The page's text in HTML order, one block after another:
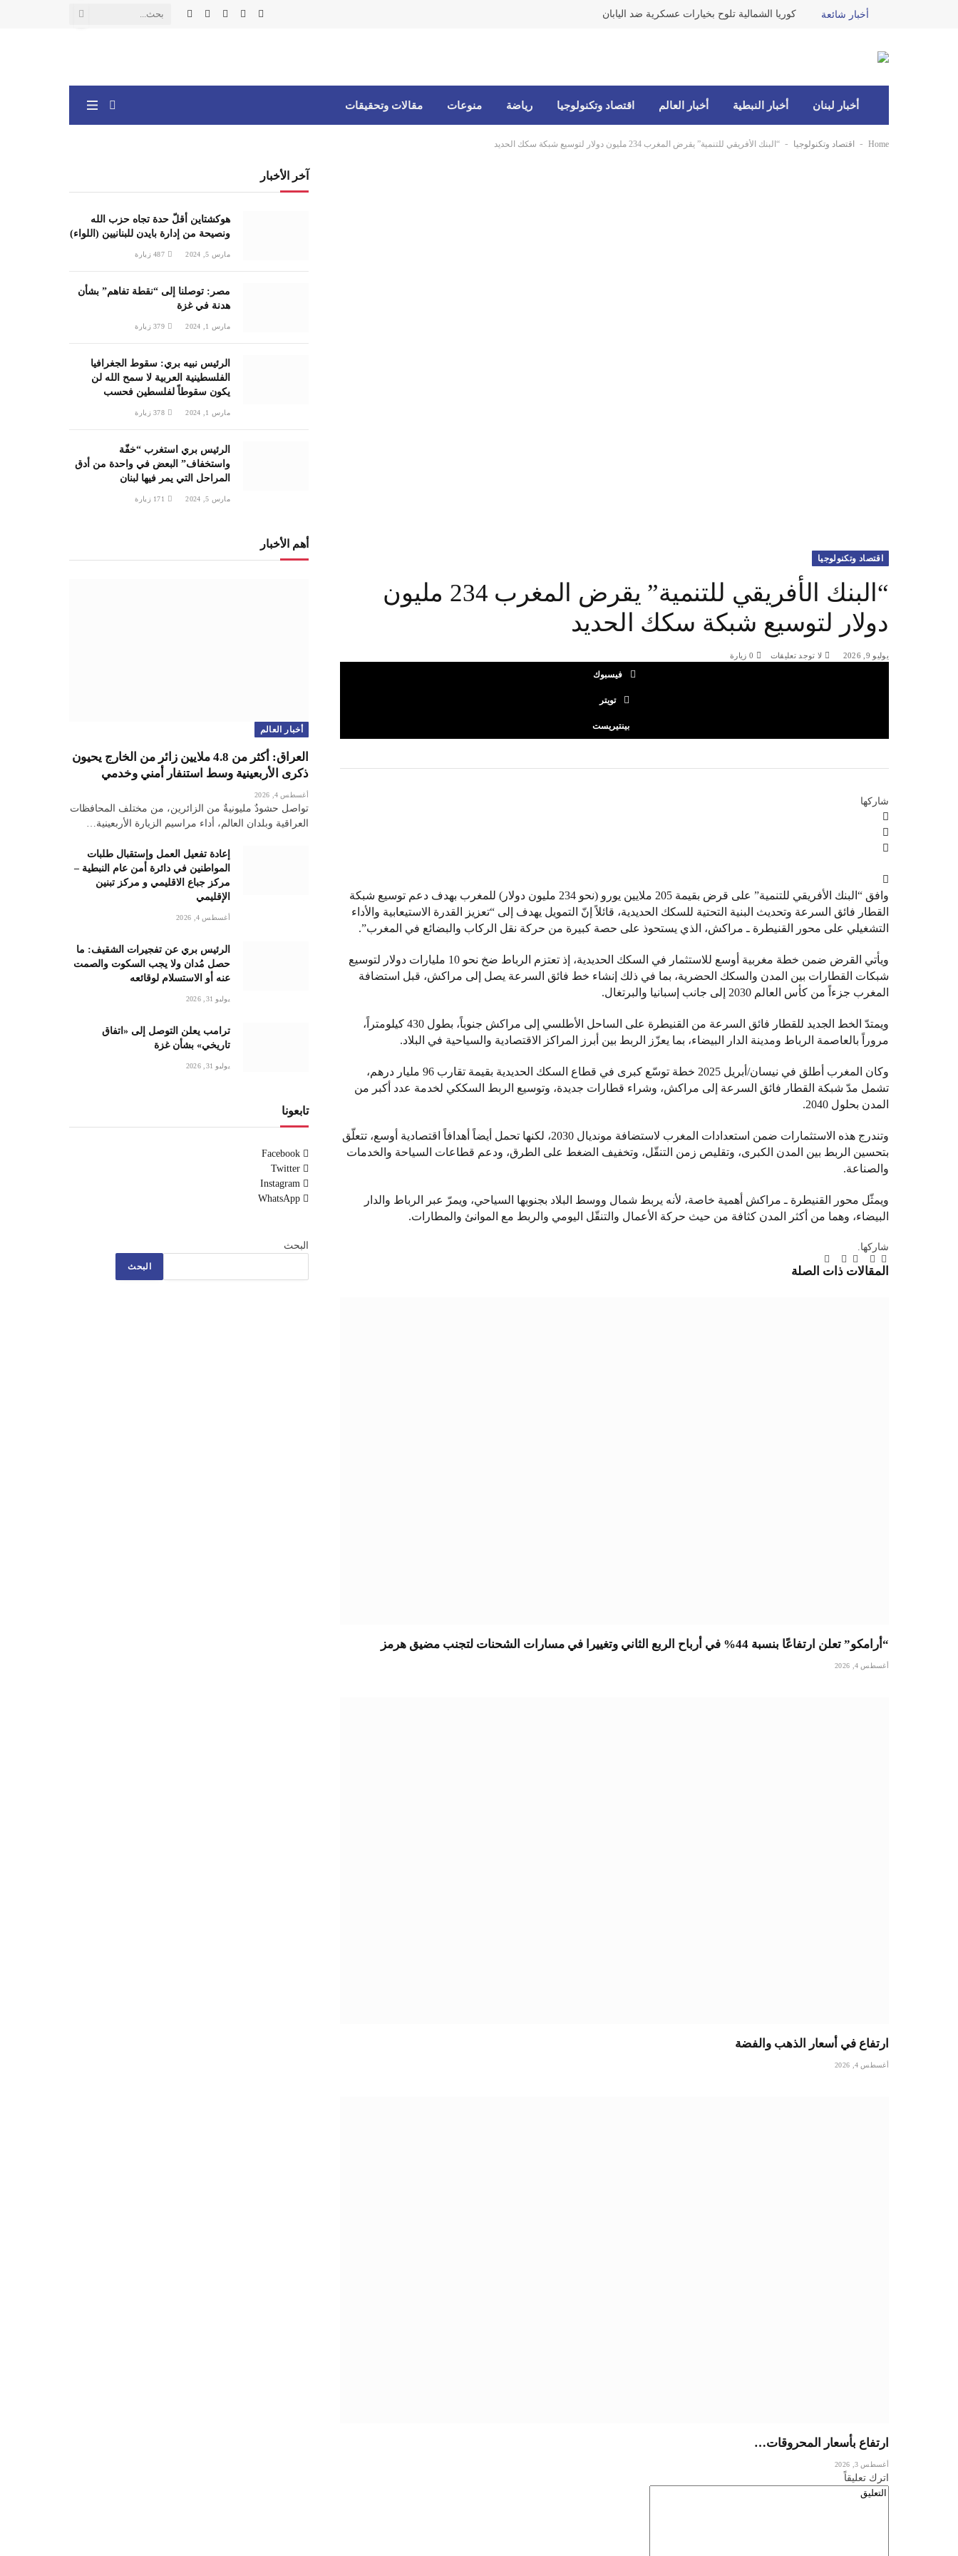
أخبار شائعة كوريا الشمالية تلوح بخيارات عسكرية ضد اليابان
فيسبوك
X
الانستغرام
يوتيوبواتساب
أخبار لبنان أخبار النبطية أخبار العالم اقتصاد وتكنولوجيا رياضة منوعات مقالات وتحقيقات
Home
- اقتصاد وتكنولوجيا - “البنك الأفريقي للتنمية” يقرض المغرب 234 مليون دولار لتوسيع شبكة سكك الحديد
اقتصاد وتكنولوجيا
“البنك الأفريقي للتنمية” يقرض المغرب 234 مليون
دولار لتوسيع شبكة سكك الحديد
يوليو 9, 2026 لا توجد تعليقات 0 زيارة
فيسبوك
تويتر
بينتيريست
شاركها
وافق “البنك الأفريقي للتنمية” على قرض بقيمة 205 ملايين يورو (نحو 234 مليون دولار) للمغرب بهدف دعم توسيع شبكة
القطار فائق السرعة وتحديث البنية التحتية للسكك الحديدية، قائلاً إنّ التمويل يهدف إلى “تعزيز القدرة الاستيعابية والأداء
التشغيلي على محور القنيطرة ـ مراكش، الذي يستحوذ على حصة كبيرة من حركة نقل الركاب والبضائع في المغرب”.
ويأتي القرض ضمن خطة مغربية أوسع للاستثمار في السكك الحديدية، إذ تعتزم الرباط ضخ نحو 10 مليارات دولار لتوسيع
شبكات القطارات بين المدن والسكك الحضرية، بما في ذلك إنشاء خط فائق السرعة يصل إلى مراكش، قبل استضافة
المغرب جزءاً من كأس العالم 2030 إلى جانب إسبانيا والبرتغال.
ويمتدّ الخط الجديد للقطار فائق السرعة من القنيطرة على الساحل الأطلسي إلى مراكش جنوباً، بطول 430 كيلومتراً،
مروراً بالعاصمة الرباط ومدينة الدار البيضاء، بما يعزّز الربط بين أبرز المراكز الاقتصادية والسياحية في البلاد.
وكان المغرب أطلق في نيسان/أبريل 2025 خطة توسّع كبرى في قطاع السكك الحديدية بقيمة تقارب 96 مليار درهم،
تشمل مدّ شبكة القطار فائق السرعة إلى مراكش، وشراء قطارات جديدة، وتوسيع الربط السككي لخدمة عدد أكبر من
المدن بحلول 2040.
وتندرج هذه الاستثمارات ضمن استعدادات المغرب لاستضافة مونديال 2030، لكنها تحمل أيضاً أهدافاً اقتصادية أوسع، تتعلّق
بتحسين الربط بين المدن الكبرى، وتقليص زمن التنقّل، وتخفيف الضغط على الطرق، ودعم قطاعات السياحة والخدمات
والصناعة.
ويمثّل محور القنيطرة ـ مراكش أهمية خاصة، لأنه يربط شمال ووسط البلاد بجنوبها السياحي، ويمرّ عبر الرباط والدار
البيضاء، وهما من أكثر المدن كثافة من حيث حركة الأعمال والتنقّل اليومي والربط مع الموانئ والمطارات.
شاركها.
فيسبوك
تويتربينتيريست
لينكدإن
Tumblr
تيلقرام
البريد
الإلكتروني
المقالات ذات الصلة
“أرامكو” تعلن ارتفاعًا بنسبة 44% في أرباح الربع الثاني وتغييرا في مسارات الشحنات لتجنب مضيق هرمز
أغسطس 4, 2026
ارتفاع في أسعار الذهب والفضة
أغسطس 4, 2026
ارتفاع بأسعار المحروقات…
أغسطس 3, 2026
اترك تعليقاً
آخر الأخبار
هوكشتاين أقلّ حدة تجاه حزب الله
ونصيحة من إدارة بايدن للبنانيين (اللواء)
مارس 5, 2024 487 زيارة
مصر: توصلنا إلى “نقطة تفاهم” بشأن
هدنة في غزة
مارس 1, 2024 379 زيارة
الرئيس نبيه بري: سقوط الجغرافيا
الفلسطينية العربية لا سمح الله لن
يكون سقوطاً لفلسطين فحسب
مارس 1, 2024 378 زيارة
الرئيس بري استغرب “خفّة
واستخفاف” البعض في واحدة من أدق
المراحل التي يمر فيها لبنان
مارس 5, 2024 171 زيارة
أهم الأخبار
أخبار العالم
العراق: أكثر من 4.8 ملايين زائر من الخارج يحيون
ذكرى الأربعينية وسط استنفار أمني وخدمي
أغسطس 4, 2026
تواصل حشودٌ مليونيةٌ من الزائرين، من مختلف المحافظات
العراقية وبلدان العالم، أداء مراسيم الزيارة الأربعينية…
إعادة تفعيل العمل وإستقبال طلبات
المواطنين في دائرة أمن عام النبطية –
مركز جباع الاقليمي و مركز تبنين
الإقليمي
أغسطس 4, 2026
الرئيس بري عن تفجيرات الشقيف: ما
حصل مُدان ولا يجب السكوت والصمت
عنه أو الاستسلام لوقائعه
يوليو 31, 2026
ترامب يعلن التوصل إلى «اتفاق
تاريخي» بشأن غزة
يوليو 31, 2026
تابعونا
Facebook
Twitter
Instagram
WhatsApp
البحث
البحث